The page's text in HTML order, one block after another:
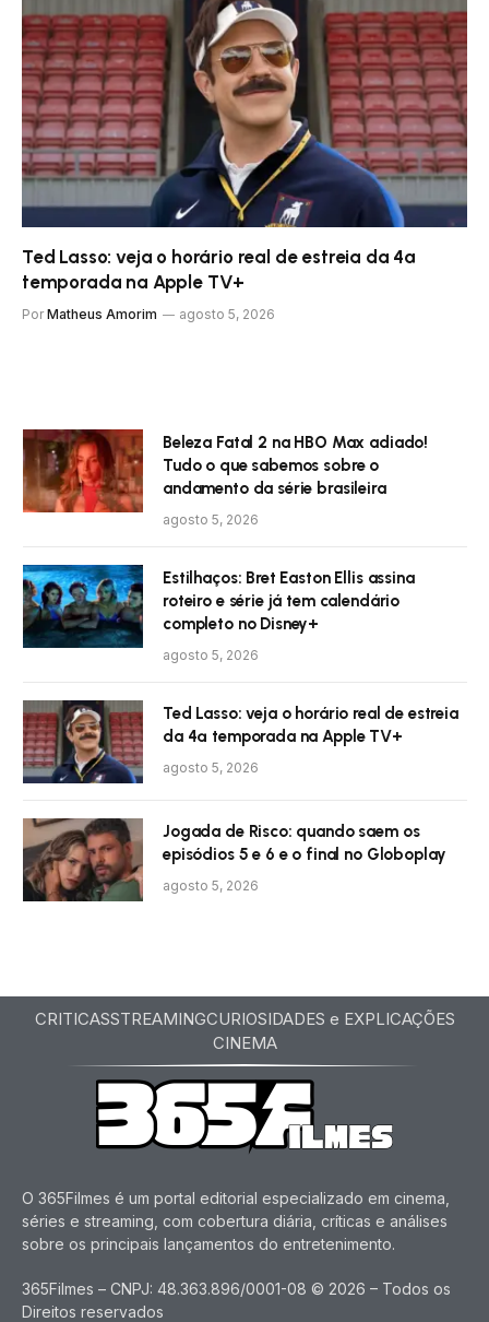
Ted Lasso: veja o horário real de estreia da 4ª
temporada na Apple TV+
Por Matheus Amorim agosto 5, 2026
Beleza Fatal 2 na HBO Max adiado!
Tudo o que sabemos sobre o
andamento da série brasileira
agosto 5, 2026
Estilhaços: Bret Easton Ellis assina
roteiro e série já tem calendário
completo no Disney+
agosto 5, 2026
Ted Lasso: veja o horário real de estreia
da 4ª temporada na Apple TV+
agosto 5, 2026
Jogada de Risco: quando saem os
episódios 5 e 6 e o final no Globoplay
agosto 5, 2026
CRITICASSTREAMINGCURIOSIDADES e EXPLICAÇÕES
CINEMA
O 365Filmes é um portal editorial especializado em cinema,
séries e streaming, com cobertura diária, críticas e análises
sobre os principais lançamentos do entretenimento.
365Filmes – CNPJ: 48.363.896/0001-08 © 2026 – Todos os
Direitos reservados